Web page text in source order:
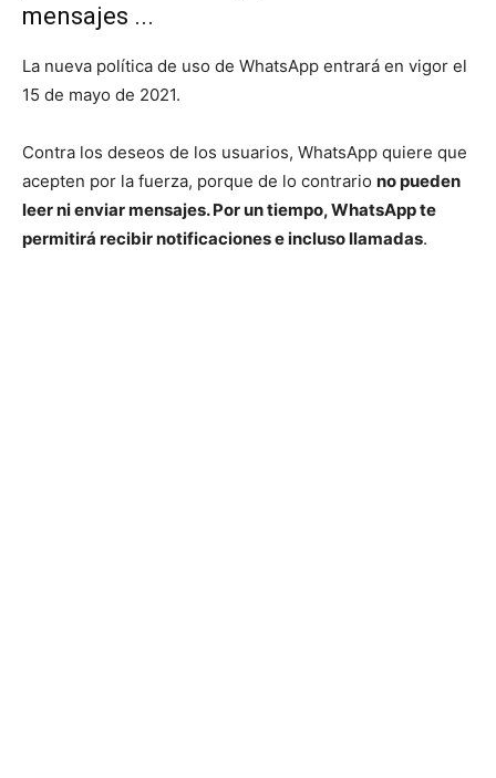
mensajes ...
La nueva política de uso de WhatsApp entrará en vigor el
15 de mayo de 2021.
Contra los deseos de los usuarios, WhatsApp quiere que
acepten por la fuerza, porque de lo contrario no pueden
leer ni enviar mensajes. Por un tiempo, WhatsApp te
permitirá recibir notificaciones e incluso llamadas.